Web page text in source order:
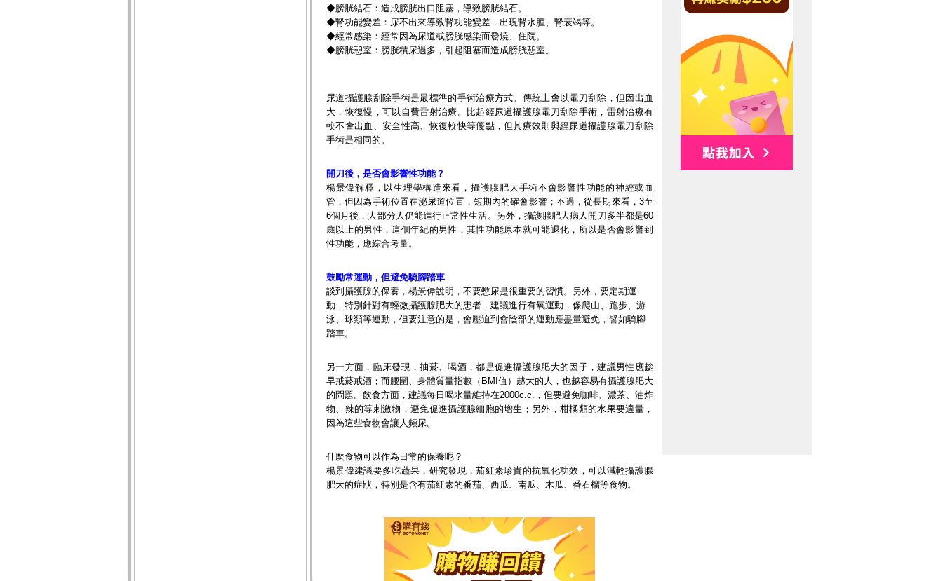
◆膀胱結石：造成膀胱出口阻塞，導致膀胱結石。
◆腎功能變差：尿不出來導致腎功能變差，出現腎水腫、腎衰竭等。
◆經常感染：經常因為尿道或膀胱感染而發燒、住院。
◆膀胱憩室：膀胱積尿過多，引起阻塞而造成膀胱憩室。
尿道攝護腺刮除手術是最標準的手術治療方式。傳統上會以電刀刮除，但因出血
大，恢復慢，可以自費雷射治療。比起經尿道攝護腺電刀刮除手術，雷射治療有
較不會出血、安全性高、恢復較快等優點，但其療效則與經尿道攝護腺電刀刮除
手術是相同的。
開刀後，是否會影響性功能？
楊景偉解釋，以生理學構造來看，攝護腺肥大手術不會影響性功能的神經或血
管，但因為手術位置在泌尿道位置，短期內的確會影響；不過，從長期來看，3至
6個月後，大部分人仍能進行正常性生活。另外，攝護腺肥大病人開刀多半都是60
歲以上的男性，這個年紀的男性，其性功能原本就可能退化，所以是否會影響到
性功能，應綜合考量。
鼓勵常運動，但避免騎腳踏車
談到攝護腺的保養，楊景偉說明，不要憋尿是很重要的習慣。另外，要定期運
動，特別針對有輕微攝護腺肥大的患者，建議進行有氧運動，像爬山、跑步、游
泳、球類等運動，但要注意的是，會壓迫到會陰部的運動應盡量避免，譬如騎腳
踏車。
另一方面，臨床發現，抽菸、喝酒，都是促進攝護腺肥大的因子，建議男性應趁
早戒菸戒酒；而腰圍、身體質量指數（BMI值）越大的人，也越容易有攝護腺肥大
的問題。飲食方面，建議每日喝水量維持在2000c.c.，但要避免咖啡、濃茶、油炸
物、辣的等刺激物，避免促進攝護腺細胞的增生；另外，柑橘類的水果要適量，
因為這些食物會讓人頻尿。
什麼食物可以作為日常的保養呢？
楊景偉建議要多吃蔬果，研究發現，茄紅素珍貴的抗氧化功效，可以減輕攝護腺
肥大的症狀，特別是含有茄紅素的番茄、西瓜、南瓜、木瓜、番石榴等食物。